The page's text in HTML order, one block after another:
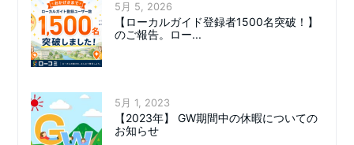
5月 5, 2026
【ローカルガイド登録者1500名突破！】
のご報告。ロー...
5月 1, 2023
【2023年】 GW期間中の休暇についての
お知らせ